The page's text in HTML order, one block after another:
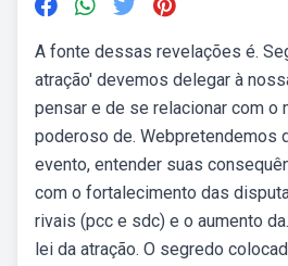
A fonte dessas revelações é.
atração' devemos delegar à
pensar e de se relacionar com o
poderoso de. Webpretendemos
evento, entender suas
com o fortalecimento das
rivais (pcc e sdc) e o aumento
lei da atração. O segredo